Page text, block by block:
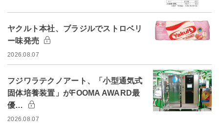
ヤクルト本社、ブラジルでストロベリ
ー味発売
2026.08.07
フジワラテクノアート、「小型通気式
固体培養装置」がFOOMA AWARD最
優…
2026.08.07